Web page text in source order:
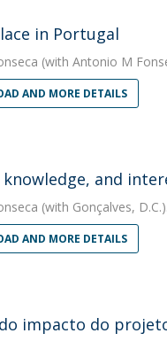
in Portugal
(with Antonio M
AND MORE DETAILS
and
(with Gonçalves,
AND MORE DETAILS
impacto do